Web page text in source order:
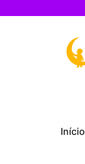
Início